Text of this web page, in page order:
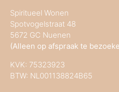
Spiritueel Wonen
Spotvogelstraat 48
5672 GC Nuenen
(Alleen op afspraak te
KVK: 75323923
BTW: NL001138824B65